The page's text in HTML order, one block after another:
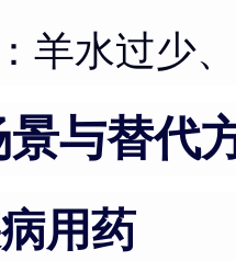
羊水过少
与替代
用药